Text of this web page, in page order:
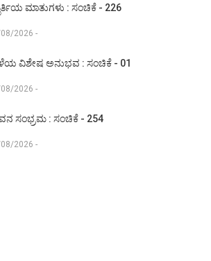
ಮಾತುಗಳು : ಸಂಚಿಕೆ - 226
2026 -
ವಿಶೇಷ ಅನುಭವ : ಸಂಚಿಕೆ - 01
2026 -
ಸಂಭ್ರಮ : ಸಂಚಿಕೆ - 254
2026 -